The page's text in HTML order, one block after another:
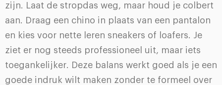
zijn. Laat de stropdas weg, maar houd je colbert
aan. Draag een chino in plaats van een pantalon
en kies voor nette leren sneakers of loafers. Je
ziet er nog steeds professioneel uit, maar iets
toegankelijker. Deze balans werkt goed als je een
goede indruk wilt maken zonder te formeel over